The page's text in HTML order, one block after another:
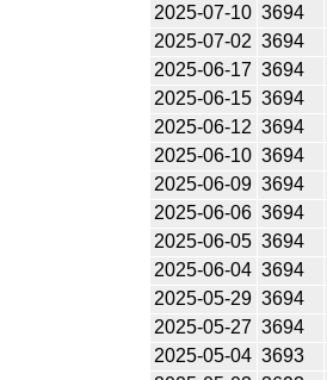
2025-07-10 3694
2025-07-02 3694
2025-06-17 3694
2025-06-15 3694
2025-06-12 3694
2025-06-10 3694
2025-06-09 3694
2025-06-06 3694
2025-06-05 3694
2025-06-04 3694
2025-05-29 3694
2025-05-27 3694
2025-05-04 3693